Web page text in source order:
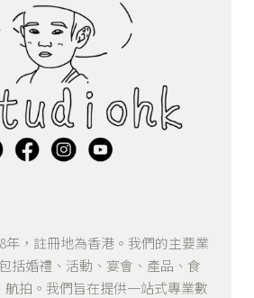
年，註冊地為香港。我們的主要業
括婚禮、活動、宴會、產品、食
拍。我們旨在提供一站式專業數